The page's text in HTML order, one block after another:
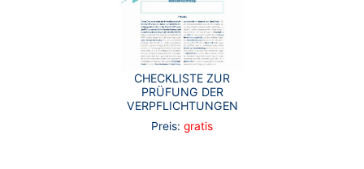
CHECKLISTE ZUR
PRÜFUNG DER
VERPFLICHTUNGEN
Preis: gratis